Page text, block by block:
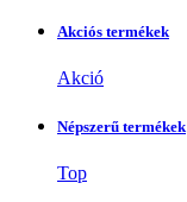
Akciós termékek
Akció
Népszerű termékek
Top